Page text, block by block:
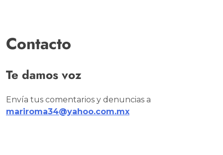
Contacto
Te damos voz
Envía tus comentarios y denuncias a
mariroma34@yahoo.com.mx